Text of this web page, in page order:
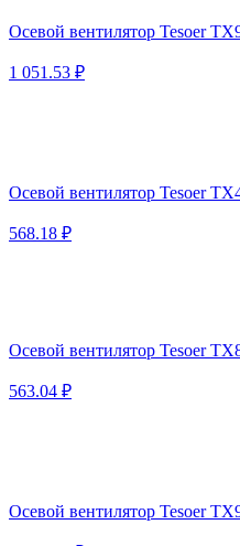
Осевой вентилятор Tesoer
1 051.53 ₽
Осевой вентилятор Tesoer
568.18 ₽
Осевой вентилятор Tesoer
563.04 ₽
Осевой вентилятор Tesoer